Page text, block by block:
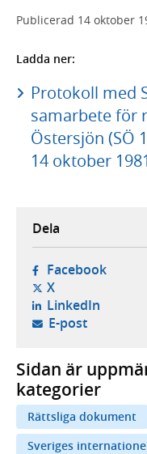
Publicerad 14 oktober
Ladda ner:
Protokoll med
samarbete för
Östersjön (SÖ
14 oktober
Dela
Facebook-
X- öppnas i ny
LinkedIn-
E-post- öppnar
Sidan är
kategorier
Rättsliga dokument
Sveriges